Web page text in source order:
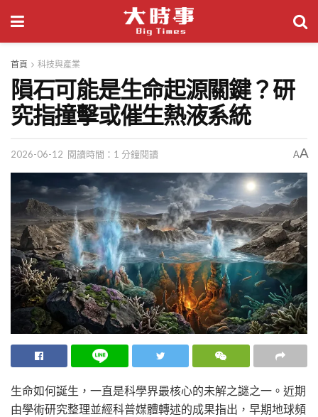
首頁 科技與產業
隕石可能是生命起源關鍵？研
究指撞擊或催生熱液系統
2026-06-12 閱讀時間：1 分鐘閱讀 AA
生命如何誕生，一直是科學界最核心的未解之謎之一。近期
由學術研究整理並經科普媒體轉述的成果指出，早期地球頻